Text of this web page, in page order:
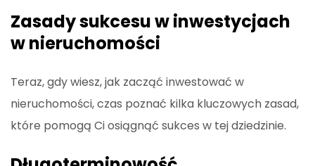
Zasady sukcesu w inwestycjach
w nieruchomości
Teraz, gdy wiesz, jak zacząć inwestować w
nieruchomości, czas poznać kilka kluczowych zasad,
które pomogą Ci osiągnąć sukces w tej dziedzinie.